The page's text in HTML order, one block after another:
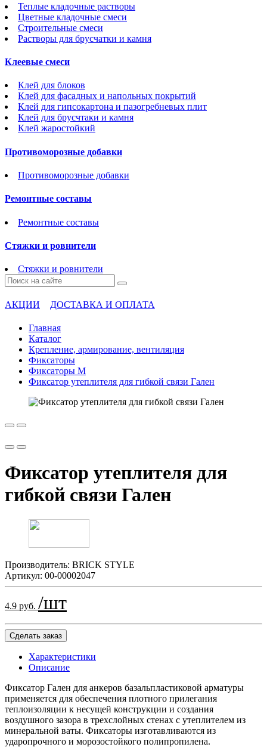
Теплые кладочные растворы
Цветные кладочные смеси
Строительные смеси
Растворы для брусчатки и камня
Клеевые смеси
Клей для блоков
Клей для фасадных и напольных покрытий
Клей для гипсокартона и пазогребневых плит
Клей для брусчтаки и камня
Клей жаростойкий
Противоморозные добавки
Противоморозные добавки
Ремонтные составы
Ремонтные составы
Стяжки и ровнители
Стяжки и ровнители
АКЦИИ ДОСТАВКА И ОПЛАТА
Главная
Каталог
Крепление, армирование, вентиляция
Фиксаторы
Фиксаторы М
Фиксатор утеплителя для гибкой связи Гален
Фиксатор утеплителя для
гибкой связи Гален
Производитель: BRICK STYLE
Артикул: 00-00002047
4.9 руб. /шт
Сделать заказ
Характеристики
Описание
Фиксатор Гален для анкеров базальпластиковой арматуры
применяется для обеспечения плотного прилегания
теплоизоляции к несущей конструкции и создания
воздушного зазора в трехслойных стенах с утеплителем из
минеральной ваты. Фиксаторы изготавливаются из
ударопрочного и морозостойкого полипропилена.